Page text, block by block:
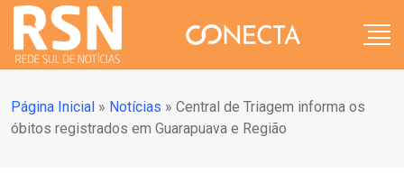
Página Inicial » Notícias » Central de Triagem informa os
óbitos registrados em Guarapuava e Região